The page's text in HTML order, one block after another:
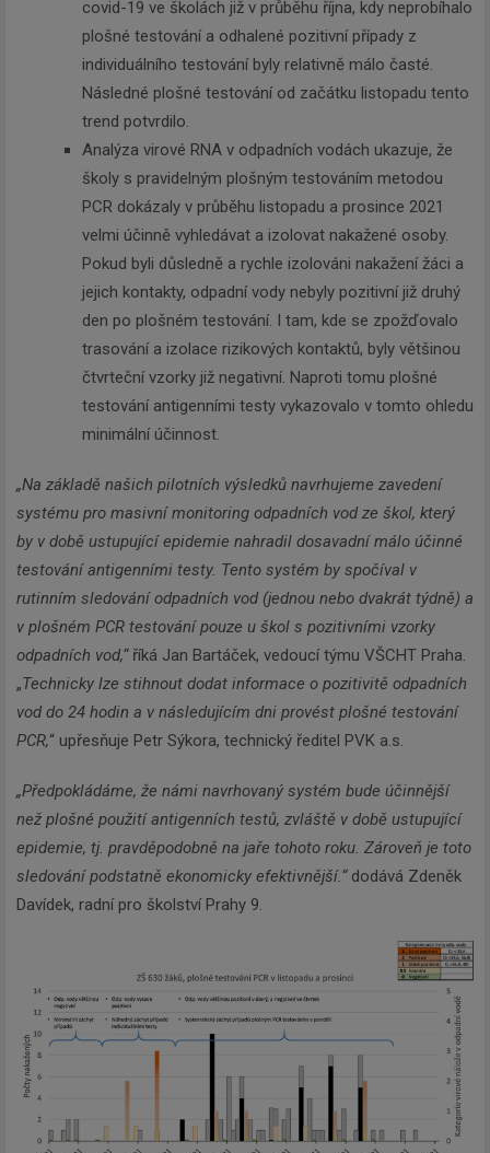
covid-19 ve školách již v průběhu října, kdy neprobíhalo
plošné testování a odhalené pozitivní případy z
individuálního testování byly relativně málo časté.
Následné plošné testování od začátku listopadu tento
trend potvrdilo.
Analýza virové RNA v odpadních vodách ukazuje, že
školy s pravidelným plošným testováním metodou
PCR dokázaly v průběhu listopadu a prosince 2021
velmi účinně vyhledávat a izolovat nakažené osoby.
Pokud byli důsledně a rychle izolováni nakažení žáci a
jejich kontakty, odpadní vody nebyly pozitivní již druhý
den po plošném testování. I tam, kde se zpožďovalo
trasování a izolace rizikových kontaktů, byly většinou
čtvrteční vzorky již negativní. Naproti tomu plošné
testování antigenními testy vykazovalo v tomto ohledu
minimální účinnost.
„Na základě našich pilotních výsledků navrhujeme zavedení
systému pro masivní monitoring odpadních vod ze škol, který
by v době ustupující epidemie nahradil dosavadní málo účinné
testování antigenními testy. Tento systém by spočíval v
rutinním sledování odpadních vod (jednou nebo dvakrát týdně) a
v plošném PCR testování pouze u škol s pozitivními vzorky
odpadních vod,“říká Jan Bartáček, vedoucí týmu VŠCHT Praha.
„Technicky lze stihnout dodat informace o pozitivitě odpadních
vod do 24 hodin a v následujícím dni provést plošné testování
PCR,“ upřesňuje Petr Sýkora, technický ředitel PVK a.s.
„Předpokládáme, že námi navrhovaný systém bude účinnější
než plošné použití antigenních testů, zvláště v době ustupující
epidemie, tj. pravděpodobně na jaře tohoto roku. Zároveň je toto
sledování podstatně ekonomicky efektivnější.“dodává Zdeněk
Davídek, radní pro školství Prahy 9.
Newsletter
Zadejte váš email a my Vám
budeme zasílat ty nejdůležitější
informace, maximálně 1x týdně.